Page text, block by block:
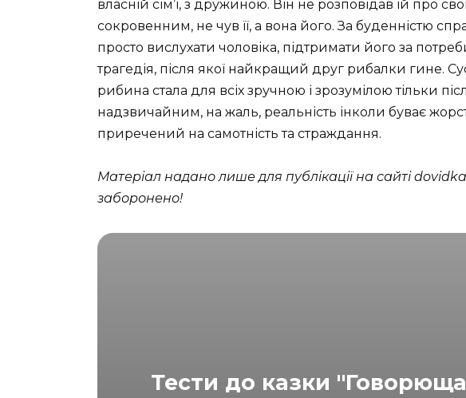
власній сім’ї, з дружиною. Він не розповідав їй про
сокровенним, не чув її, а вона його. За буденністю
просто вислухати чоловіка, підтримати його за
трагедія, після якої найкращий друг рибалки гине.
рибина стала для всіх зручною і зрозумілою тільки
надзвичайним, на жаль, реальність інколи буває
приречений на самотність та страждання.
Матеріал надано лише для публікації на сайті
заборонено!
Тести до казки